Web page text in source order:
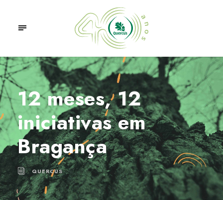
12 meses, 12
iniciativas em
Bragança
QUERCUS